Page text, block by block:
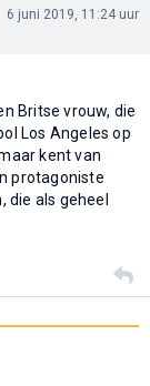
6 juni 2019, 11:24 uur
Britse vrouw, die
Los Angeles op
kent van
protagoniste
als geheel